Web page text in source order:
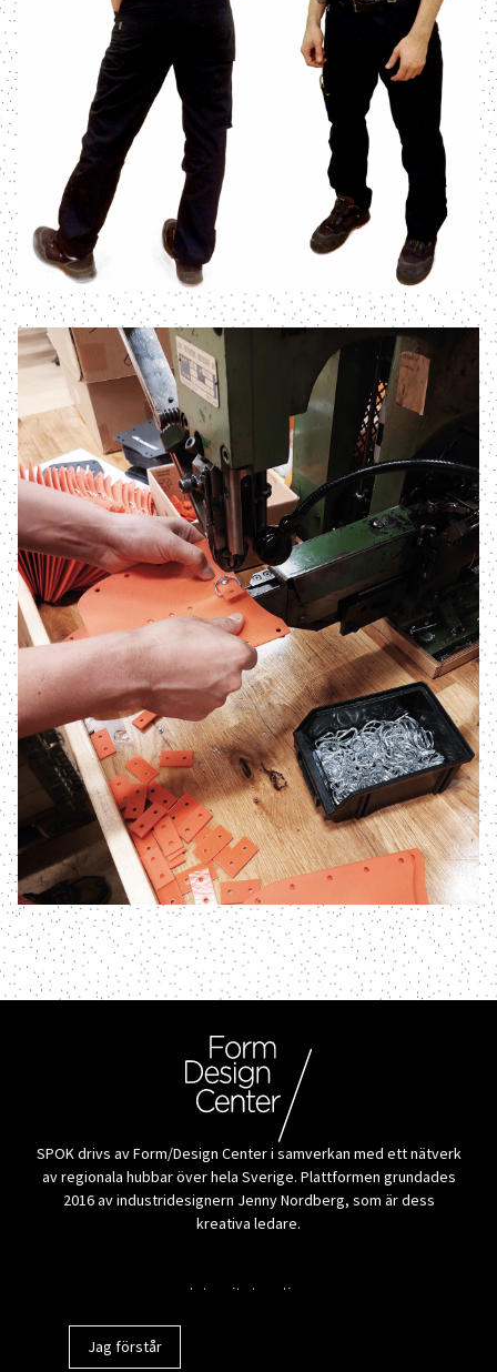
SPOK drivs av Form/Design Center i samverkan med ett nätverk
av regionala hubbar över hela Sverige. Plattformen grundades
2016 av industridesignern Jenny Nordberg, som är dess
kreativa ledare.
Integritetspolicy
Jag förstår